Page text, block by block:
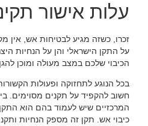
עלות אישור
זכרו, כשזה מגיע לבטיחות אש, אין
על התקן הישראלי והן על הנחיות
הכיבוי שלכם במצב מעולה ומוכן
בכל הנוגע לתחזוקה ופעולות
חשוב להקפיד על תקנים מסוימים.
המרכזיים שיש לעמוד בהם הוא
כיבוי אש. תקן זה מספק הנחיות